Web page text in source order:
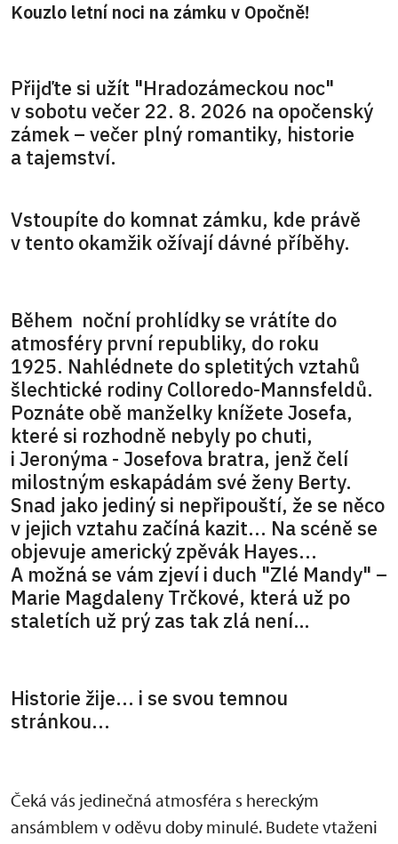
Kouzlo letní noci na zámku v Opočně!
Přijďte si užít "Hradozámeckou noc"
v sobotu večer 22. 8. 2026 na opočenský
zámek – večer plný romantiky, historie
a tajemství.
Vstoupíte do komnat zámku, kde právě
v tento okamžik ožívají dávné příběhy.
Během noční prohlídky se vrátíte do
atmosféry první republiky, do roku
1925. Nahlédnete do spletitých vztahů
šlechtické rodiny Colloredo-Mannsfeldů.
Poznáte obě manželky knížete Josefa,
které si rozhodně nebyly po chuti,
i Jeronýma - Josefova bratra, jenž čelí
milostným eskapádám své ženy Berty.
Snad jako jediný si nepřipouští, že se něco
v jejich vztahu začíná kazit... Na scéně se
objevuje americký zpěvák Hayes...
A možná se vám zjeví i duch "Zlé Mandy" –
Marie Magdaleny Trčkové, která už po
staletích už prý zas tak zlá není…
Historie žije... i se svou temnou
stránkou...
Čeká vás jedinečná atmosféra s hereckým
ansámblem v oděvu doby minulé. Budete vtaženi